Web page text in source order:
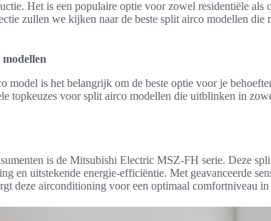
Het is een populaire optie voor zowel residentiële als
zullen we kijken naar de beste split airco modellen die
model is het belangrijk om de beste optie voor je
topkeuzes voor split airco modellen die uitblinken in
is de Mitsubishi Electric MSZ-FH serie. Deze
en uitstekende energie-efficiëntie. Met geavanceerde
deze airconditioning voor een optimaal comfortniveau